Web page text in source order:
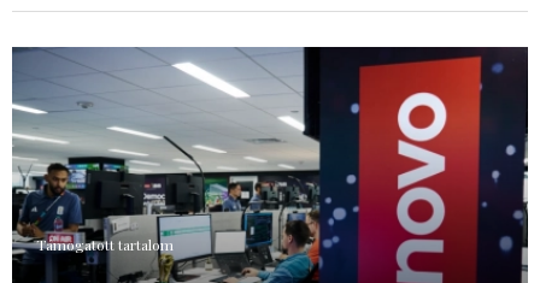
Támogatott tartalom